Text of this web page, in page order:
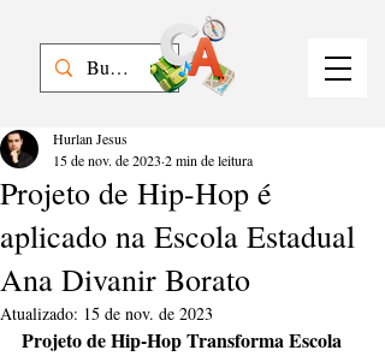
Projeto de Hip-Hop é
aplicado na Escola Estadual
Ana Divanir Borato
Hurlan Jesus
15 de nov. de 2023 2 min de leitura
Atualizado: 15 de nov. de 2023
Projeto de Hip-Hop Transforma Escola